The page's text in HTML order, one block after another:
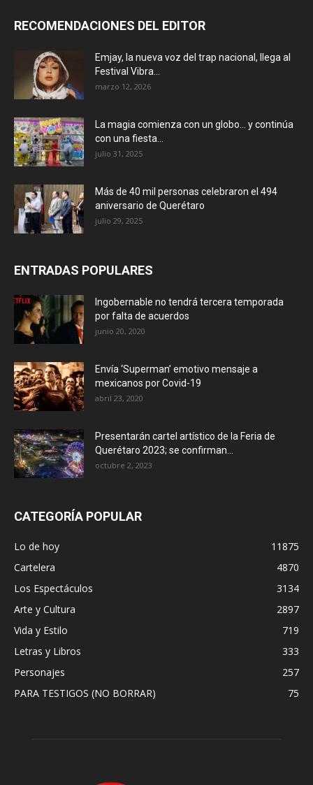
RECOMENDACIONES DEL EDITOR
Emjay, la nueva voz del trap nacional, llega al
Festival Vibra...
marzo 12, 2026
La magia comienza con un globo… y continúa
con una fiesta...
julio 31, 2025
Más de 40 mil personas celebraron el 494
aniversario de Querétaro
julio 29, 2025
ENTRADAS POPULARES
Ingobernable no tendrá tercera temporada
por falta de acuerdos
junio 20, 2020
Envía ‘Superman’ emotivo mensaje a
mexicanos por Covid-19
abril 23, 2020
Presentarán cartel artístico de la Feria de
Querétaro 2023; se confirman...
octubre 2, 2023
CATEGORÍA POPULAR
Lo de hoy
11875
Cartelera
4870
Los Espectáculos
3134
Arte y Cultura
2897
Vida y Estilo
719
Letras y Libros
333
Personajes
257
PARA TESTIGOS (NO BORRAR)
75